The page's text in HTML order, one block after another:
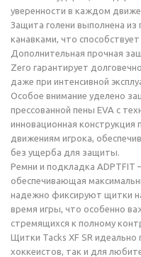
уверенности в каждом
Защита голени выполнена из
канавками, что
Дополнительная прочная
Zero гарантирует
даже при интенсивной
Особое внимание уделено
прессованной пены EVA с
инновационная
движениям игрока,
без ущерба для защиты.
Ремни и подкладка
обеспечивающая
надежно фиксируют щитки
время игры, что особенно
стремящихся к полному
Щитки Tacks XF SR
хоккеистов, так и для